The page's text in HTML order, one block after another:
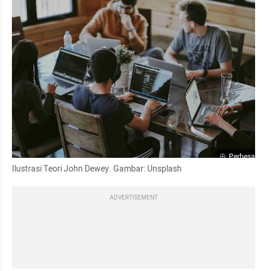
Perbesar
Ilustrasi Teori John Dewey. Gambar: Unsplash
ADVERTISEMENT